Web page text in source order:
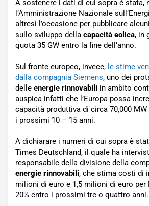
A sostenere i dati di cui sopra è stata,
l’Amministrazione Nazionale
altresì l’occasione per pubblicare
sullo sviluppo della capacità eolica, in
quota 35 GW entro la fine dell’anno.
Sul fronte europeo, invece, le stime
dalla compagnia Siemens, uno dei
delle energie rinnovabili in ambito
auspica infatti che l’Europa possa
capacità produttiva di circa 70,000 MW
i prossimi 10 – 15 anni.
A dichiarare i numeri di cui sopra è
Times Deutschland, il quale ha
responsabile della divisione della
energie rinnovabili, che stima costi di
milioni di euro e 1,5 milioni di euro per
20% entro i prossimi tre o quattro anni.